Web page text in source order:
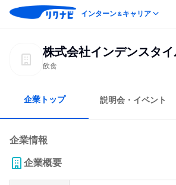
インターン＆キャリア
株式会社インデンスタイ
飲食
企業トップ 説明会・イベント
企業情報
企業概要